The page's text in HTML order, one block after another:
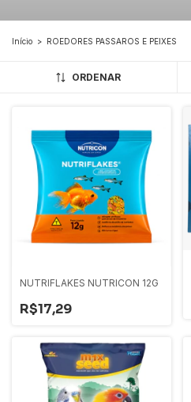
Início > ROEDORES PASSAROS E PEIXES
ORDENAR
NUTRIFLAKES NUTRICON 12G
R$17,29